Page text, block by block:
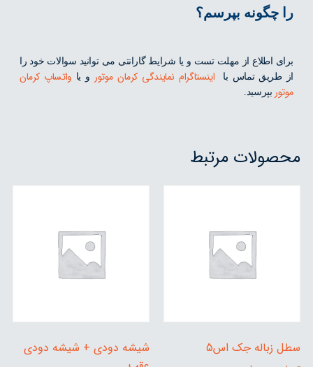
را چگونه بپرسم؟
برای اطلاع از مهلت تست و یا شرایط گارانتی می توانید سوالات خود را
از طریق تماس با
اینستاگرام نمایندگی کرمان موتور و یا واتساپ کرمان
موتور بپرسید.
محصولات مرتبط
سطل زباله جک اس5
شیشه دودی + شیشه دودی